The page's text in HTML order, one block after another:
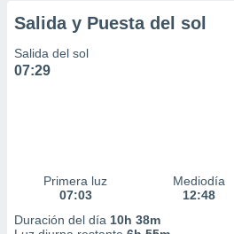
1199
Salida y Puesta del sol
Salida del sol
07:29
Primera luz
07:03
Mediodía
12:48
Duración del día 10h 38m